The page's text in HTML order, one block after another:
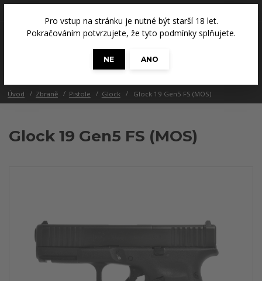
Pro vstup na stránku je nutné být starší 18 let.
Pokračováním potvrzujete, že tyto podmínky splňujete.
NE
ANO
0 Kč
Úvod Zbraně Pistole Glock Glock 19 Gen5 FS (MOS)
Glock 19 Gen5 FS (MOS)